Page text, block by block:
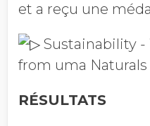
et a reçu une
RÉSULTATS